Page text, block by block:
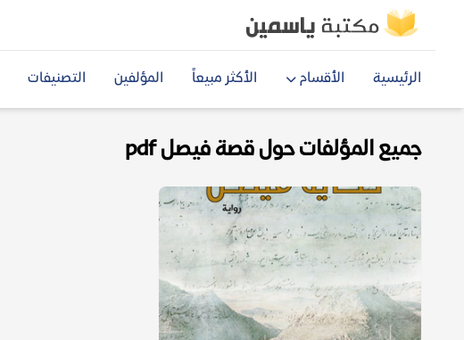
الرئيسية الأقسام الأكثر مبيعاً المؤلفين التصنيفات
جميع المؤلفات حول قصة فيصل pdf